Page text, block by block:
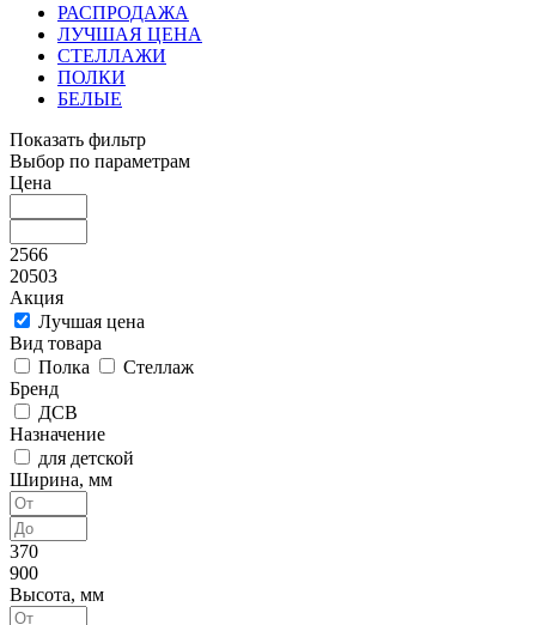
РАСПРОДАЖА
ЛУЧШАЯ ЦЕНА
СТЕЛЛАЖИ
ПОЛКИ
БЕЛЫЕ
Показать фильтр
Выбор по параметрам
Цена
2566
20503
Акция
Лучшая цена
Вид товара
Полка
Стеллаж
Бренд
ДСВ
Назначение
для детской
Ширина, мм
370
900
Высота, мм